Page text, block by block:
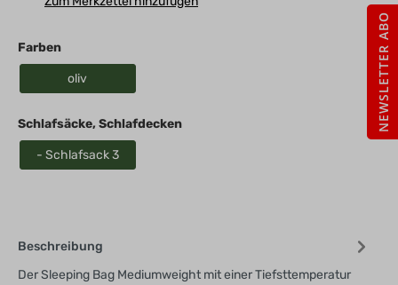
Farben
oliv
Schlafsäcke, Schlafdecken
- Schlafsack 3
Beschreibung
Der Sleeping Bag Mediumweight mit einer Tiefsttemperatur
NEWSLETTER ABO